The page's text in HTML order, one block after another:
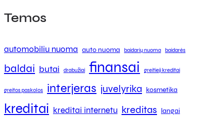
Temos
automobiliu nuoma auto nuoma baidarių nuoma baidarės
baldai butai drabužiai finansai greitieji kreditai
greitos paskolos interjeras juvelyrika kosmetika
kreditai kreditai internetu kreditas langai